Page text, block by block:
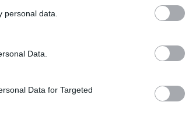
personal data.
Data.
Data for Targeted
ΠΑΡΑΠΟΛΙΤΙΚΑ
13.03.2024 23:25
τουςόρους χρήσης